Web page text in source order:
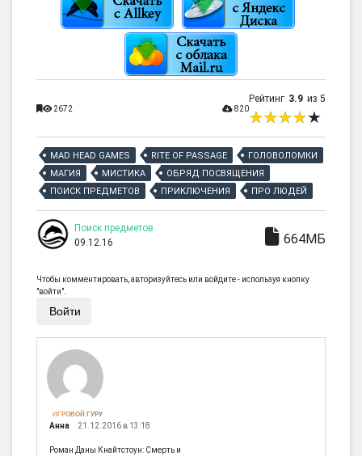
2672 820
Рейтинг 3.9 из 5
MAD HEAD GAMES RITE OF PASSAGE
ГОЛОВОЛОМКИ
МАГИЯ
МИСТИКА
ОБРЯД ПОСВЯЩЕНИЯ
ПОИСК ПРЕДМЕТОВ
ПРИКЛЮЧЕНИЯ ПРО ЛЮДЕЙ
Поиск предметов
09.12.16
664МБ
Чтобы комментировать, авторизуйтесь или войдите - используя кнопку
"войти".
Войти
ИГРОВОЙ ГУРУ
Анна 21.12.2016 в 13:18
Роман Даны Кнайтстоун: Смерть и